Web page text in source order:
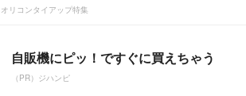
オリコンタイアップ特集
自販機にピッ！ですぐに買えちゃう
（PR）ジハンピ